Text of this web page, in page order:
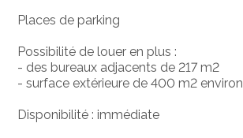
Places de parking
Possibilité de louer en plus :
- des bureaux adjacents de 217 m2
- surface extérieure de 400 m2 environ
Disponibilité : immédiate